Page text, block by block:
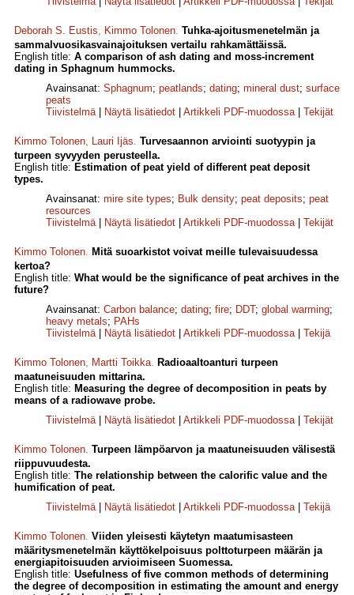
Deborah S. Eustis, Kimmo Tolonen. Tuhka-ajoitusmenetelmän ja
sammalvuosikasvainajoituksen vertailu rahkamättäissä.
English title: A comparison of ash dating and moss-increment
dating in Sphagnum hummocks.
Avainsanat: Sphagnum; peatlands; dating; mineral dust; surface
peats
Tiivistelmä| Näytä lisätiedot Artikkeli PDF-muodossa| Tekijät
Kimmo Tolonen, Lauri Ijäs. Turvesaannon arviointi suotyypin ja
turpeen syvyyden perusteella.
English title: Estimation of peat yield of different peat deposit
types.
Avainsanat: mire site types; Bulk density; peat deposits; peat
resources
Tiivistelmä| Näytä lisätiedot Artikkeli PDF-muodossa| Tekijät
Kimmo Tolonen. Mitä suoarkistot voivat meille tulevaisuudessa
kertoa?
English title: What would be the significance of peat archives in the
future?
Avainsanat: Carbon balance; dating; fire; DDT; global warming;
heavy metals; PAHs
Tiivistelmä| Näytä lisätiedot Artikkeli PDF-muodossa| Tekijä
Kimmo Tolonen, Martti Toikka. Radioaaltoanturi turpeen
maatuneisuuden mittarina.
English title: Measuring the degree of decomposition in peats by
means of a radiowave probe.
Tiivistelmä| Näytä lisätiedot Artikkeli PDF-muodossa| Tekijät
Kimmo Tolonen. Turpeen lämpöarvon ja maatuneisuuden välisestä
riippuvuudesta.
English title: The relationship between the calorific value and the
humification of peat.
Tiivistelmä| Näytä lisätiedot Artikkeli PDF-muodossa| Tekijä
Kimmo Tolonen. Viiden yleisesti käytetyn maatumisasteen
määritysmenetelmän käyttökelpoisuus polttoturpeen määrän ja
energiapitoisuuden arvioimiseen Suomessa.
English title: Usefulness of five common methods of determining
the degree of decomposition in estimating the amount and energy